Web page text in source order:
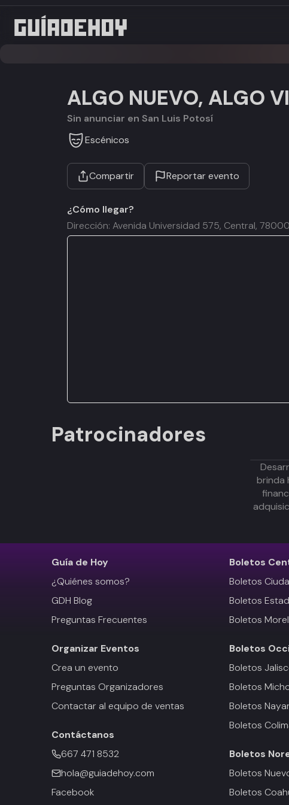
ALGO NUEVO, ALGO
Sin anunciar en San Luis Potosí
Escénicos
Compartir Reportar evento
¿Cómo llegar?
Dirección: Avenida Universidad 575, Central,
Patrocinadores
brinda
Guía de Hoy
¿Quiénes somos?
GDH Blog
Preguntas Frecuentes
Organizar Eventos
Crea un evento
Preguntas Organizadores
Contactar al equipo de ventas
Contáctanos
667 471 8532
hola@guiadehoy.com
Facebook
Boletos
Boletos
Boletos
Boletos
Boletos
Boletos
Boletos
Boletos
Boletos
Boletos
Boletos
Boletos